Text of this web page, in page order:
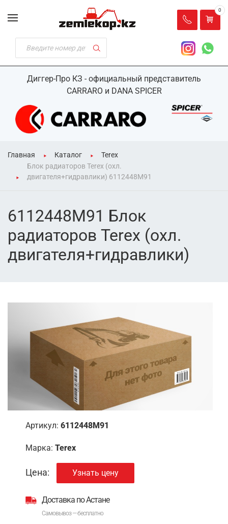
Диггер-Про КЗ - официальный представитель
CARRARO и DANA SPICER
0
Главная Каталог
Terex
Блок радиаторов Terex (охл.
двигателя+гидравлики) 6112448M91
6112448M91 Блок
радиаторов Terex (охл.
двигателя+гидравлики)
Артикул: 6112448M91
Марка: Terex
Цена: Узнать цену
Доставка по Астане
Самовывоз — бесплатно